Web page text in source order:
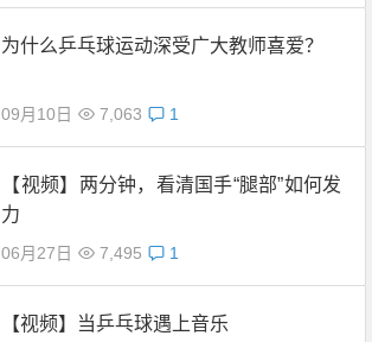
为什么乒乓球运动深受广大教师喜爱？
09月10日 7,063 1
【视频】两分钟，看清国手“腿部”如何发
力
06月27日 7,495 1
【视频】当乒乓球遇上音乐